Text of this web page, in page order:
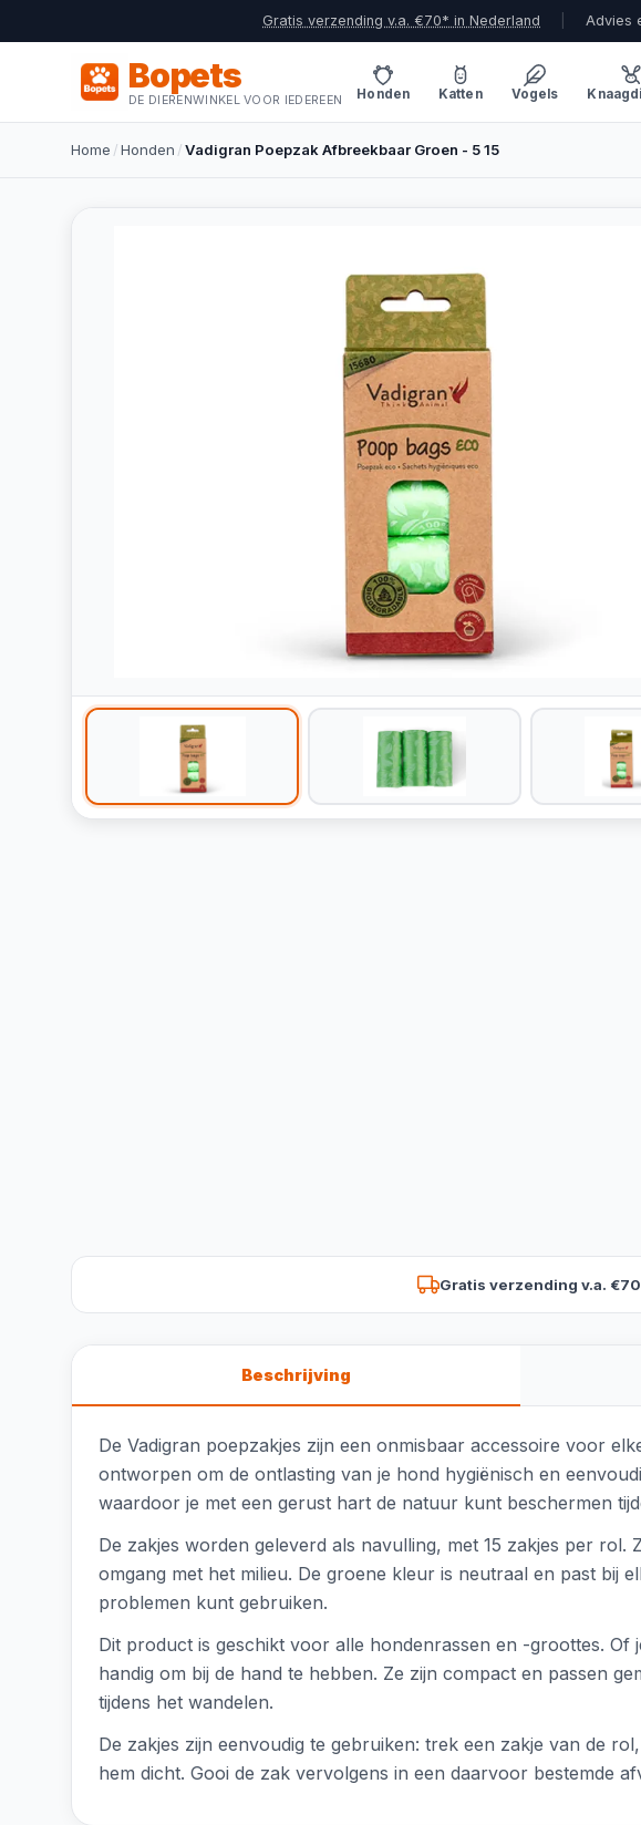
Gratis verzending v.a. €70* in Nederland Advies
Bopets
DE DIERENWINKEL VOOR IEDEREEN Honden Katten Vogels
Home /Honden /Vadigran Poepzak Afbreekbaar Groen - 5 15
Gratis verzending v.a.
Beschrijving
De Vadigran poepzakjes zijn een onmisbaar accessoire voor
ontworpen om de ontlasting van je hond hygiënisch en
waardoor je met een gerust hart de natuur kunt beschermen
De zakjes worden geleverd als navulling, met 15 zakjes per
omgang met het milieu. De groene kleur is neutraal en past bij
problemen kunt gebruiken.
Dit product is geschikt voor alle hondenrassen en -groottes.
handig om bij de hand te hebben. Ze zijn compact en passen
tijdens het wandelen.
De zakjes zijn eenvoudig te gebruiken: trek een zakje van de
hem dicht. Gooi de zak vervolgens in een daarvoor bestemde